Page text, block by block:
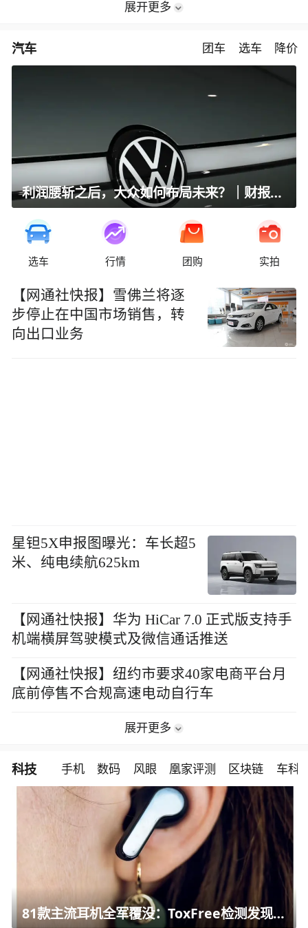
展开更多
汽车 团车 选车 降价
利润腰斩之后，大众如何布局未来？｜财报全视角
选车 行情 团购 实拍
【网通社快报】雪佛兰将逐
步停止在中国市场销售，转
向出口业务
星钽5X申报图曝光：车长超5
米、纯电续航625km
【网通社快报】华为 HiCar 7.0 正式版支持手
机端横屏驾驶模式及微信通话推送
【网通社快报】纽约市要求40家电商平台月
底前停售不合规高速电动自行车
展开更多
科技 手机 数码 风眼 凰家评测 区块链 车科
81款主流耳机全军覆没：ToxFree检测发现均含对人体有害化学物质